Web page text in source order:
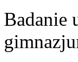
Badanie